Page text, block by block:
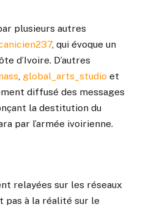
plusieurs autres
, qui évoque un
d’Ivoire. D’autres
global_arts_studio et
diffusé des messages
la destitution du
par l’armée ivoirienne.
relayées sur les réseaux
pas à la réalité sur le